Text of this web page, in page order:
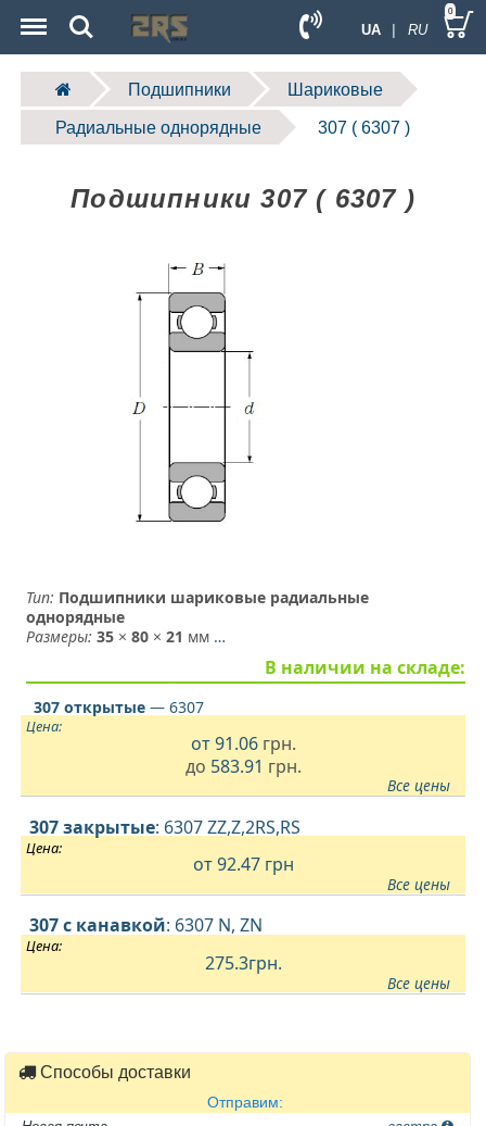
UA | RU
Search 0
Подшипники Шариковые
Радиальные однорядные 307 ( 6307 )
Подшипники 307 ( 6307 )
Тип: Подшипники шариковые радиальные
однорядные
Размеры: 35 ×80 ×21 мм …
В наличии на складе:
307 открытые — 6307
Цена:
от91.06грн.
до 583.91 грн.
Все цены
307 закрытые: 6307 ZZ,Z,2RS,RS
Цена:
от 92.47грн
Все цены
307 с канавкой: 6307 N, ZN
Цена:
275.3грн.
Все цены
Способы доставки
Отправим: